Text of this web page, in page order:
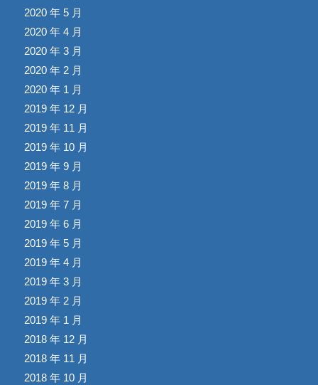
2020 年 5 月
2020 年 4 月
2020 年 3 月
2020 年 2 月
2020 年 1 月
2019 年 12 月
2019 年 11 月
2019 年 10 月
2019 年 9 月
2019 年 8 月
2019 年 7 月
2019 年 6 月
2019 年 5 月
2019 年 4 月
2019 年 3 月
2019 年 2 月
2019 年 1 月
2018 年 12 月
2018 年 11 月
2018 年 10 月